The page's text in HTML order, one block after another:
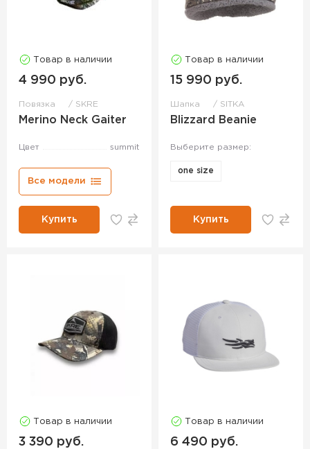
Товар в наличии
4 990 руб.
Повязка SKRE
Merino Neck Gaiter
Цвет summit
Все модели
Купить
Товар в наличии
15 990 руб.
Шапка SITKA
Blizzard Beanie
Выберите размер:
one size
Купить
Товар в наличии
3 390 руб.
Товар в наличии
6 490 руб.